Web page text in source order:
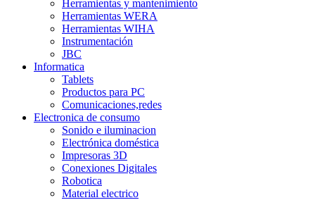
Herramientas y mantenimiento
Herramientas WERA
Herramientas WIHA
Instrumentación
JBC
Informatica
Tablets
Productos para PC
Comunicaciones,redes
Electronica de consumo
Sonido e iluminacion
Electrónica doméstica
Impresoras 3D
Conexiones Digitales
Robotica
Material electrico